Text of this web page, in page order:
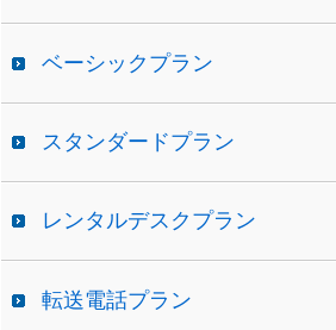
ベーシックプラン
スタンダードプラン
レンタルデスクプラン
転送電話プラン